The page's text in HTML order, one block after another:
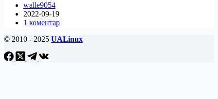
Debian
11
KDE
Edition
walle9054
2022-09-19
1 коментар
© 2010 - 2025 UALinux